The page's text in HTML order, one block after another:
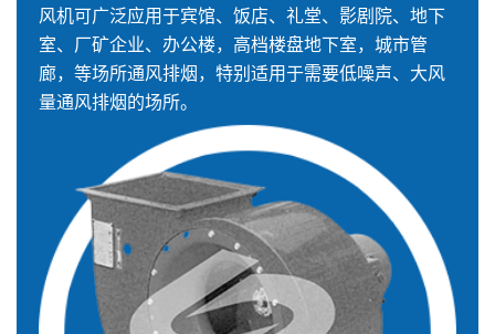
风机可广泛应用于宾馆、饭店、礼堂、影剧院、地下
室、厂矿企业、办公楼，高档楼盘地下室，城市管
廊，等场所通风排烟，特别适用于需要低噪声、大风
量通风排烟的场所。